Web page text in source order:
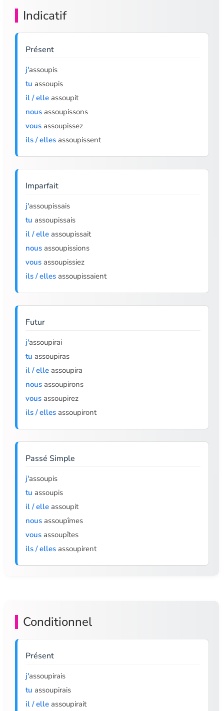
Indicatif
Présent
j'assoupis
tu assoupis
il / elle assoupit
nous assoupissons
vous assoupissez
ils / elles assoupissent
Imparfait
j'assoupissais
tu assoupissais
il / elle assoupissait
nous assoupissions
vous assoupissiez
ils / elles assoupissaient
Futur
j'assoupirai
tu assoupiras
il / elle assoupira
nous assoupirons
vous assoupirez
ils / elles assoupiront
Passé Simple
j'assoupis
tu assoupis
il / elle assoupit
nous assoupîmes
vous assoupîtes
ils / elles assoupirent
Conditionnel
Présent
j'assoupirais
tu assoupirais
il / elle assoupirait